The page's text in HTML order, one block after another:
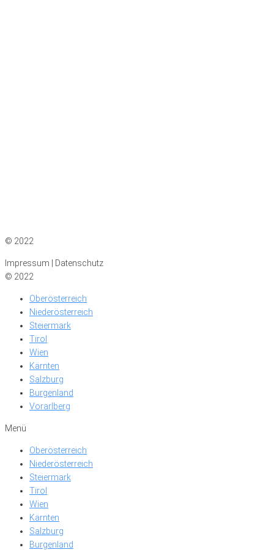
© 2022
Impressum | Datenschutz
© 2022
Oberösterreich
Niederösterreich
Steiermark
Tirol
Wien
Kärnten
Salzburg
Burgenland
Vorarlberg
Menü
Oberösterreich
Niederösterreich
Steiermark
Tirol
Wien
Kärnten
Salzburg
Burgenland